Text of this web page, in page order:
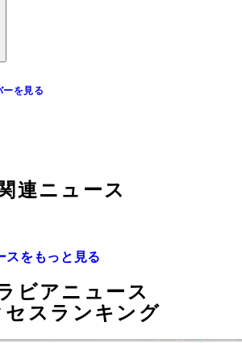
ーを見る
連ニュース
スをもっと見る
ビアニュース
セスランキング